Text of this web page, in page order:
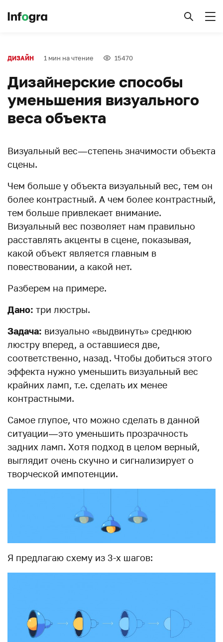
ДИЗАЙН 1 мин на чтение 15470
Дизайнерские способы
уменьшения визуального
веса объекта
Визуальный вес — степень значимости объекта
сцены.
Чем больше у объекта визуальный вес, тем он
более контрастный. А чем более контрастный,
тем больше привлекает внимание.
Визуальный вес позволяет нам правильно
расставлять акценты в сцене, показывая,
какой объект является главным в
повествовании, а какой нет.
Разберем на примере.
Дано: три люстры.
Задача: визуально «выдвинуть» среднюю
люстру вперед, а оставшиеся две,
соответственно, назад. Чтобы добиться этого
эффекта нужно уменьшить визуальный вес
крайних ламп, т.е. сделать их менее
контрастными.
Самое глупое, что можно сделать в данной
ситуации — это уменьшить прозрачность
задних ламп. Хотя подход в целом верный,
выглядит очень скучно и сигнализирует о
творческой импотенции.
Я предлагаю схему из 3-х шагов: